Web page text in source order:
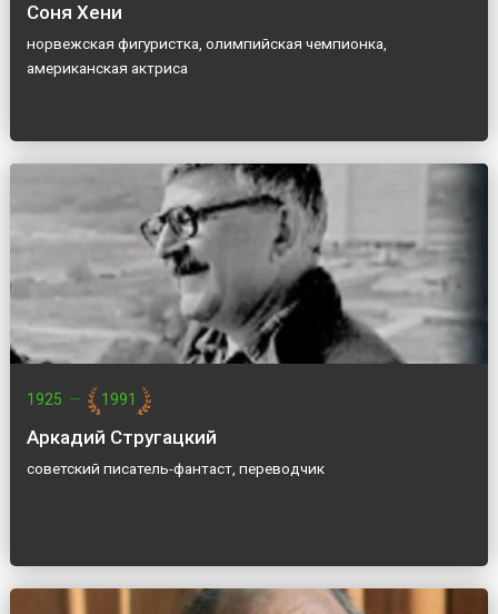
Соня Хени
норвежская фигуристка, олимпийская чемпионка,
американская актриса
1925 — 1991
Аркадий Стругацкий
советский писатель-фантаст, переводчик